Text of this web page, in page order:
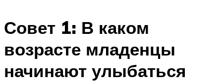
Совет 1: В каком
возрасте младенцы
начинают улыбаться